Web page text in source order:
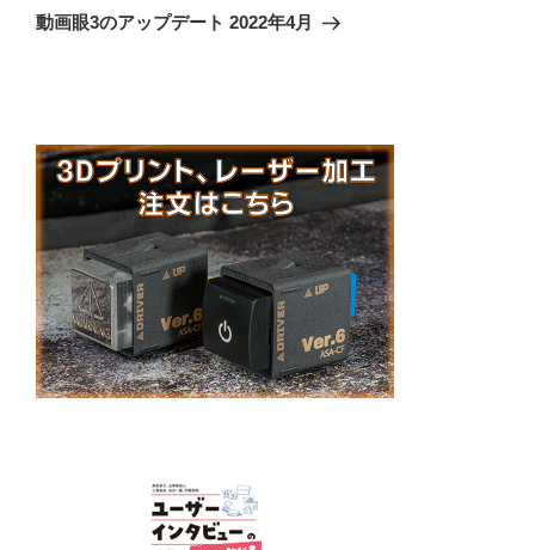
ゲ
ン
の
動画眼3のアップデート 2022年4月